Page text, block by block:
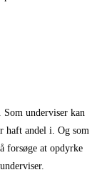
underviser kan
haft andel i. Og som
forsøge at opdyrke